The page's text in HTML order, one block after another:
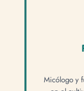
Micólogo y